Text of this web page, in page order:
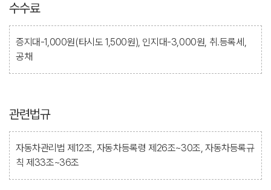
수수료
증지대-1,000원(타시도 1,500원), 인지대-3,000원, 취.등록세,
공채
관련법규
자동차관리법 제12조, 자동차등록령 제26조~30조, 자동차등록규
칙 제33조~36조